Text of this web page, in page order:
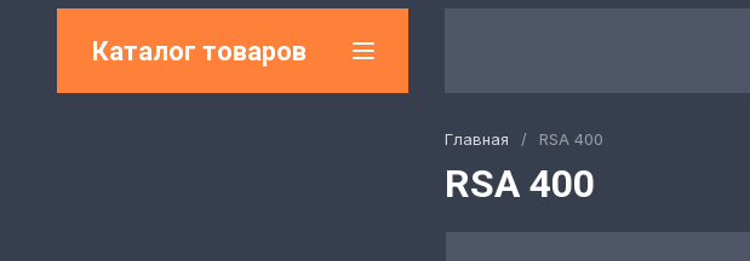
Каталог товаров
Главная / RSA 400
RSA 400